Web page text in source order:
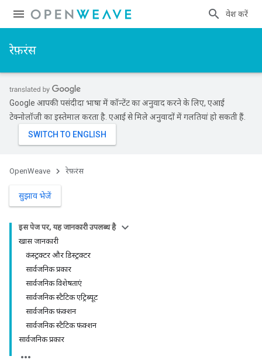
प्रवेश करें
रेफ़रंस
Google आपकी पसंदीदा भाषा में कॉन्टेंट का अनुवाद करने के लिए, एआई
टेक्नोलॉजी का इस्तेमाल करता है. एआई से मिले अनुवादों में गलतियां हो सकती हैं.
OpenWeave रेफ़रंस
सुझाव भेजें
इस पेज पर, यह जानकारी उपलब्ध है
खास जानकारी
कंस्ट्रक्टर और डिस्ट्रक्टर
सार्वजनिक प्रकार
सार्वजनिक विशेषताएं
सार्वजनिक स्टैटिक एट्रिब्यूट
सार्वजनिक फ़ंक्शन
सार्वजनिक स्टैटिक फ़ंक्शन
सार्वजनिक प्रकार